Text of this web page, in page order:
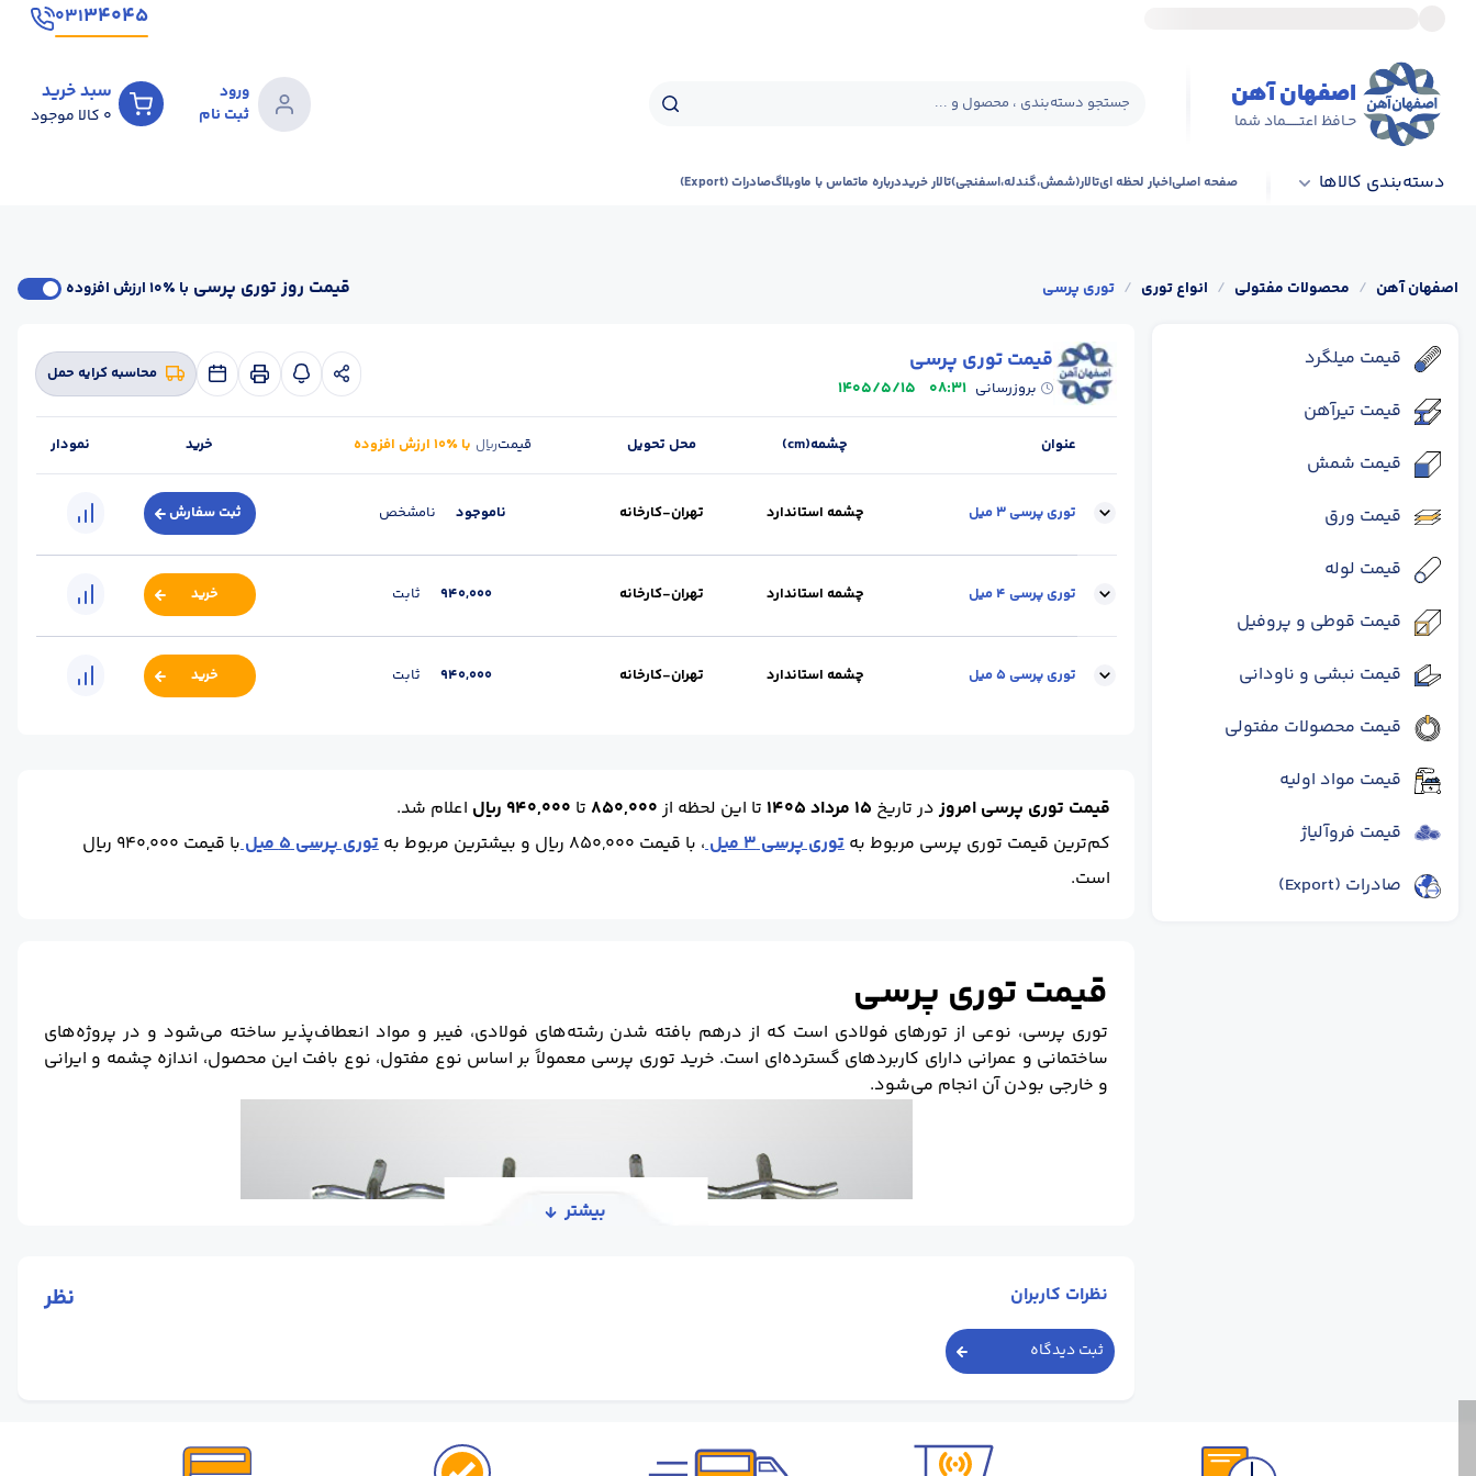
۳۴۰۴۵۰۳۱
اصفهان آهن
حـافظ اعتــــــماد شما
جستجو دسته‌بندی ، محصول و ...
ورود
ثبت نام
سبد خرید
0 کالا موجود
دسته‌بندی کالاها صفحه اصلیاخبار لحظه ایتالار(شمش،گندله،اسفنجی)تالار خریددرباره ماتماس با ماوبلاگصادرات (Export)
اصفهان آهن / محصولات مفتولی / انواع توری / توری پرسی قیمت روز توری پرسی با ٪۱۰ ارزش افزوده
قیمت میلگرد
قیمت تیرآهن
قیمت شمش
قیمت ورق
قیمت لوله
قیمت قوطی و پروفیل
قیمت نبشی و ناودانی
قیمت محصولات مفتولی
قیمت مواد اولیه
قیمت فروآلیاژ
صادرات (Export)
قیمت توری پرسی
بروزرسانی 08:31
1405/5/15
محاسبه کرایه حمل
عنوان چشمه(cm) محل تحویل قیمتریال با ٪۱۰ ارزش افزوده خرید نمودار
توری پرسی 3 میل چشمه استاندارد تهران-کارخانه ناموجود نامشخص ثبت سفارش
ضخامت :3 چشمه(cm) : چشمه استاندارد واحد :کیلوگرم محل تحویل :تهران-کارخانه توری پرسی 4 میل چشمه استاندارد تهران-کارخانه 940,000 ثابت خرید
چشمه(cm) : چشمه استاندارد محل تحویل : تهران-کارخانه ضخامت :4 واحد : توری پرسی 5 میل چشمه استاندارد تهران-کارخانه 940,000 ثابت خرید
قیمت توری پرسی امروزدر تاریخ 15 مرداد 1405 تا این لحظه از850,000 تا 940,000 ریال
اعلام شد.
کم‌ترین قیمت توری پرسی مربوط بهتوری پرسی 3 میل ، با قیمت 850,000 ریال و بیشترین مربوط به توری پرسی 5 میل
با قیمت 940,000 ریال
است.
قیمت توری پرسی
توری پرسی، نوعی از تورهای فولادی است که از درهم بافته شدن رشته‌های فولادی، فیبر و مواد انعطاف‌پذیر ساخته می‌شود و در پروژه‌های
ساختمانی و عمرانی دارای کاربردهای گسترده‌ای است. خرید توری پرسی معمولاً بر اساس نوع مفتول، نوع بافت این محصول، اندازه چشمه و ایرانی
و خارجی بودن آن انجام می‌شود.
بیشتر
نظرات کاربران نظر
ثبت دیدگاه